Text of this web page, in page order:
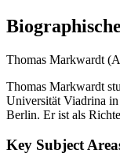
Thomas Markwardt
Thomas Markwardt
Universität Viadrina
Berlin. Er ist als
Key Subject